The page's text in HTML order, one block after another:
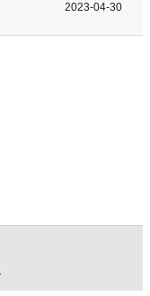
2023-04-30